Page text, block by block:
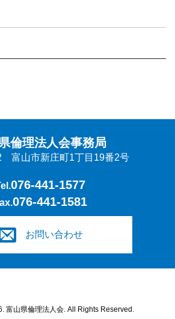
倫理法人会事務局
富山市新庄町1丁目19番2号
076-441-1577
076-441-1581
お問い合わせ
富山県倫理法人会. All Rights Reserved.